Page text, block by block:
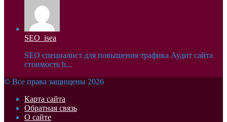
SEO_isea
SEO специалист для повышения трафика Аудит сайта
стоимость h...
© Все права защищены 2026
Карта сайта
Обратная связь
О сайте